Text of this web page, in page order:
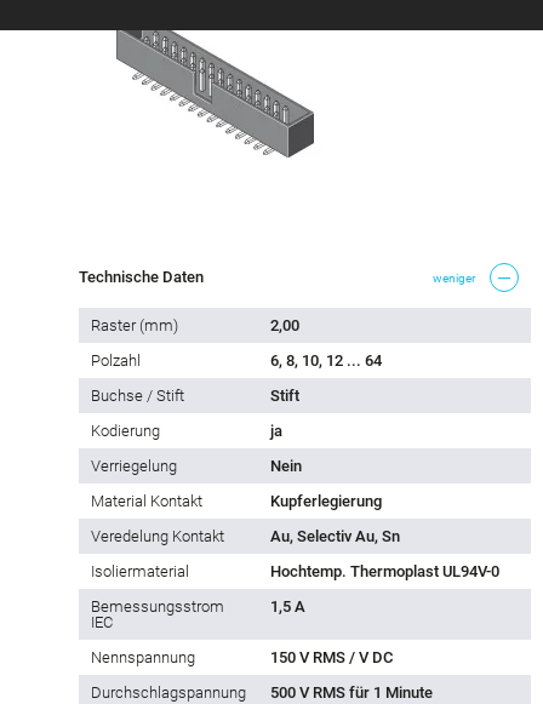
Technische Daten weniger
Raster (mm)
2,00
Polzahl
6, 8, 10, 12 ... 64
Buchse / Stift
Stift
Kodierung
ja
Verriegelung
Nein
Material Kontakt
Kupferlegierung
Veredelung Kontakt
Au, Selectiv Au, Sn
Isoliermaterial
Hochtemp. Thermoplast UL94V-0
Bemessungsstrom
IEC
1,5 A
Nennspannung
150 V RMS / V DC
Durchschlagspannung
500 V RMS für 1 Minute